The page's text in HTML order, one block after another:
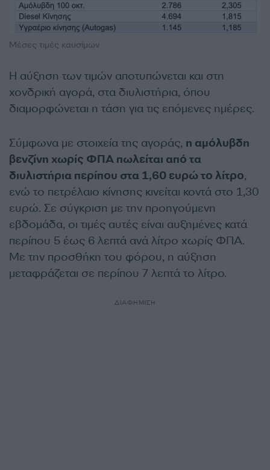
Μέσες τιμές καυσίμων
Η αύξηση των τιμών αποτυπώνεται και στη
χονδρική αγορά, στα διυλιστήρια, όπου
διαμορφώνεται η τάση για τις επόμενες ημέρες.
Σύμφωνα με στοιχεία της αγοράς, η αμόλυβδη
βενζίνη χωρίς ΦΠΑ πωλείται από τα
διυλιστήρια περίπου στα 1,60 ευρώ το λίτρο,
ενώ το πετρέλαιο κίνησης κινείται κοντά στο 1,30
ευρώ. Σε σύγκριση με την προηγούμενη
εβδομάδα, οι τιμές αυτές είναι αυξημένες κατά
περίπου 5 έως 6 λεπτά ανά λίτρο χωρίς ΦΠΑ.
Με την προσθήκη του φόρου, η αύξηση
μεταφράζεται σε περίπου 7 λεπτά το λίτρο.
ΔΙΑΦΗΜΙΣΗ